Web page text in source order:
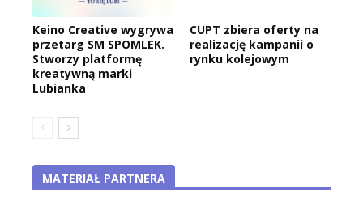
Keino Creative wygrywa
przetarg SM SPOMLEK.
Stworzy platformę
kreatywną marki
Lubianka
CUPT zbiera oferty na
realizację kampanii o
rynku kolejowym
MATERIAŁ PARTNERA